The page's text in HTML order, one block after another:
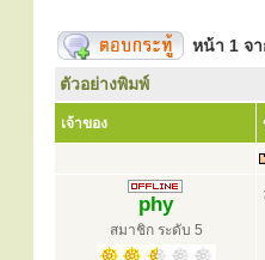
หน้า 1 จ
ตัวอย่างพิมพ์
เจ้าของ
phy
สมาชิก ระดับ 5